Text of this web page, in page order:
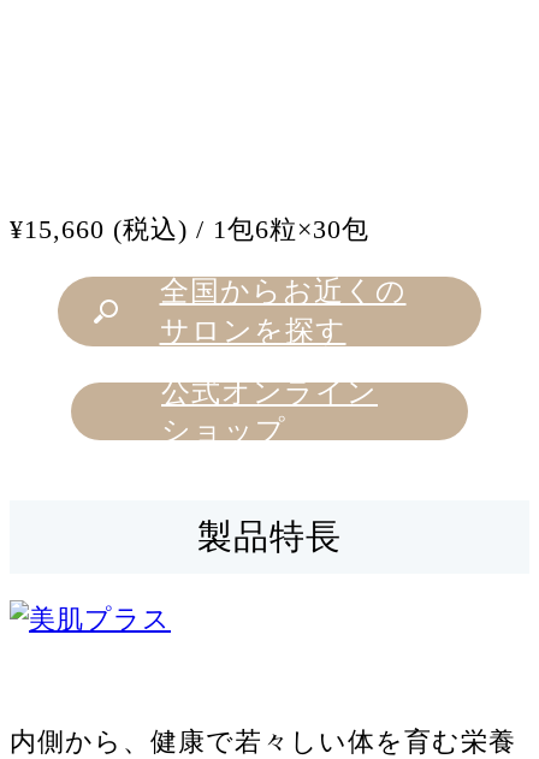
¥15,660 (税込) / 1包6粒×30包
全国からお近くの
サロンを探す
公式オンライン
ショップ
製品特長
内側から、健康で若々しい体を育む栄養